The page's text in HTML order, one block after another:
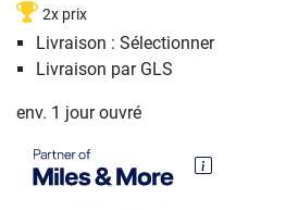
2x prix
Livraison : Sélectionner
Livraison par GLS
env. 1 jour ouvré